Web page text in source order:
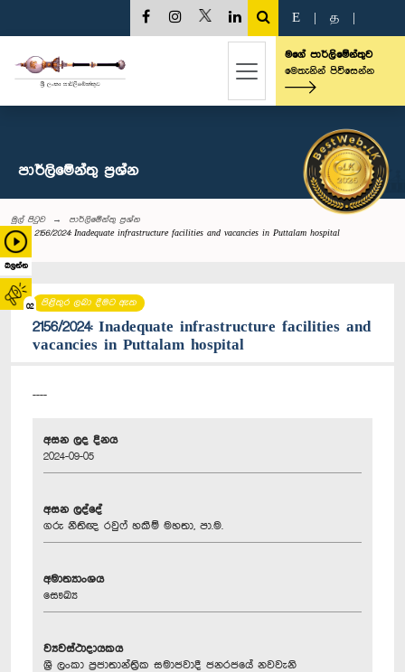
බලන්න
02
E த
මගේ පාර්ලිමේන්තුව
මෙතැනින් පිවිසෙන්න
පාර්ලි‌මේන්තු‌ ප්‍රශ්න
මුල් පිටුව
පාර්ලි‌මේන්තු‌ ප්‍රශ්න
2156/2024: Inadequate infrastructure facilities and vacancies in Puttalam hospital
පිළිතුර ලබා දීමට ඇත
2156/2024: Inadequate infrastructure facilities and
vacancies in Puttalam hospital
----
අසන ලද දිනය
2024-09-05
අසන ලද්දේ
ගරු නීතිඥ රවුෆ් හකීම් මහතා, පා.ම.
අමාත්‍යාංශය
සෞඛ්‍ය
ව්‍යවස්ථාදායකය
ශ්‍රී ලංකා ප්‍රජාතාන්ත්‍රික සමාජවාදී ජනරජයේ නවවැනි